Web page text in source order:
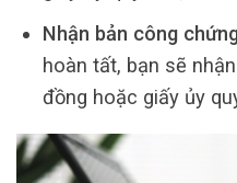
Nhận bản công
hoàn tất, bạn sẽ
đồng hoặc giấy ủy